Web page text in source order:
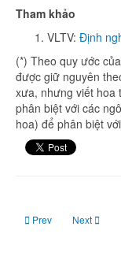
Tham khảo
VLTV: Định
(*) Theo quy ước
được giữ nguyên
xưa, nhưng viết hoa
phân biệt với các
hoa) để phân biệt với
Previous article: Solar
Prev Next
Next